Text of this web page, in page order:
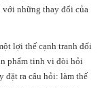
những thay đổi của
lợi thế cạnh tranh đối
phẩm tinh vi đòi hỏi
đặt ra câu hỏi: làm thế